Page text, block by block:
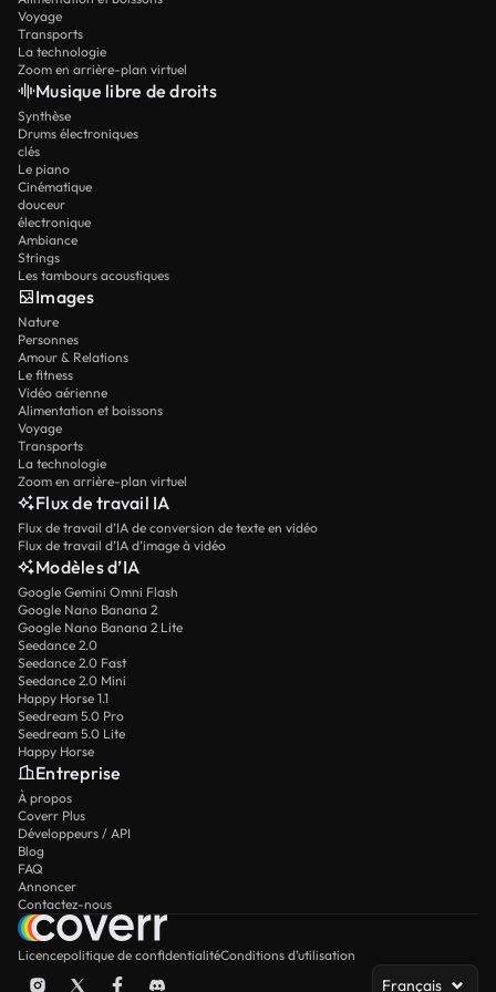
Voyage
Transports
La technologie
Zoom en arrière-plan virtuel
Musique libre de droits
Synthèse
Drums électroniques
clés
Le piano
Cinématique
douceur
électronique
Ambiance
Strings
Les tambours acoustiques
Images
Nature
Personnes
Amour & Relations
Le fitness
Vidéo aérienne
Alimentation et boissons
Voyage
Transports
La technologie
Zoom en arrière-plan virtuel
Flux de travail IA
Flux de travail d’IA de conversion de texte en vidéo
Flux de travail d’IA d’image à vidéo
Modèles d’IA
Google Gemini Omni Flash
Google Nano Banana 2
Google Nano Banana 2 Lite
Seedance 2.0
Seedance 2.0 Fast
Seedance 2.0 Mini
Happy Horse 1.1
Seedream 5.0 Pro
Seedream 5.0 Lite
Happy Horse
Entreprise
À propos
Coverr Plus
Développeurs / API
Blog
FAQ
Annoncer
Contactez-nous
Licencepolitique de confidentialitéConditions d’utilisation
Français